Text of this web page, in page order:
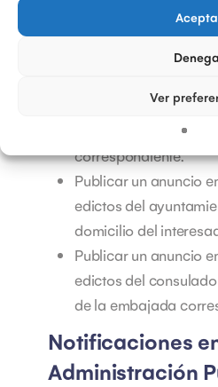
Ver
notificaciones electrónicas
demo
Publicar un anuncio
la comunidad
correspondiente.
Publicar un anuncio
edictos del
domicilio del
Publicar un anuncio
edictos del
de la embajada
Notificaciones
Administración